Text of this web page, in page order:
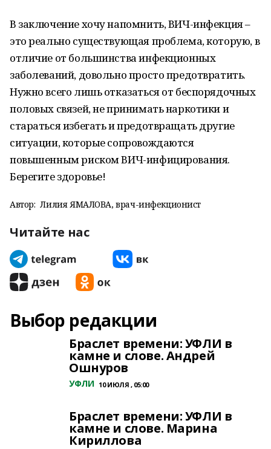
В заключение хочу напомнить, ВИЧ-инфекция –
это реально существующая проблема, которую, в
отличие от большинства инфекционных
заболеваний, довольно просто предотвратить.
Нужно всего лишь отказаться от беспорядочных
половых связей, не принимать наркотики и
стараться избегать и предотвращать другие
ситуации, которые сопровождаются
повышенным риском ВИЧ-инфицирования.
Берегите здоровье!
Автор: Лилия ЯМАЛОВА, врач-инфекционист
Читайте нас
Выбор редакции
Браслет времени: УФЛИ в
камне и слове. Андрей
Ошнуров
УФЛИ 10 ИЮЛЯ , 05:00
Браслет времени: УФЛИ в
камне и слове. Марина
Кириллова